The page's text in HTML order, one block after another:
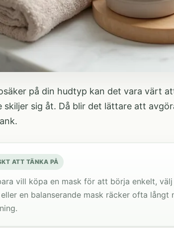
på din hudtyp kan det vara värt
skiljer sig åt. Då blir det lättare att
ATT TÄNKA PÅ
vill köpa en mask för att börja enkelt,
en balanserande mask räcker ofta